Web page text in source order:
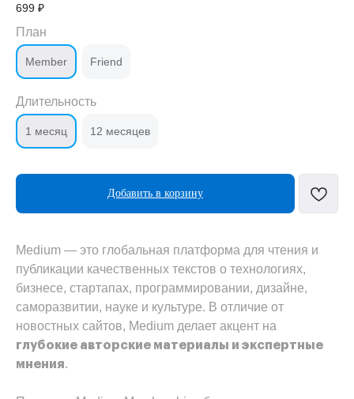
699 ₽
План
Member Friend
Длительность
1 месяц 12 месяцев
Добавить в корзину
Medium — это глобальная платформа для чтения и
публикации качественных текстов о технологиях,
бизнесе, стартапах, программировании, дизайне,
саморазвитии, науке и культуре. В отличие от
новостных сайтов, Medium делает акцент на
глубокие авторские материалы и экспертные
мнения.